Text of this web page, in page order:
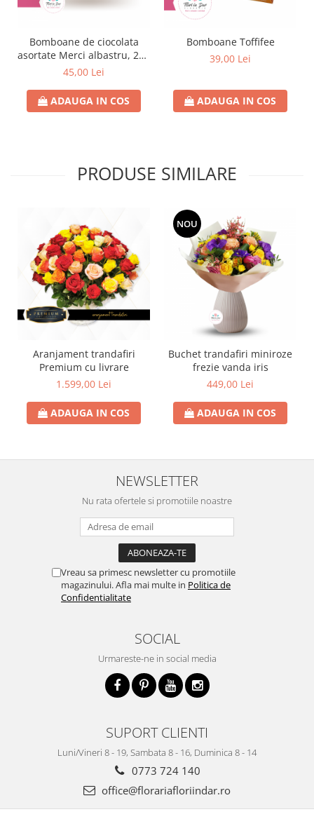
Bomboane de ciocolata
asortate Merci albastru, 250
gr
45,00 Lei
ADAUGA IN COS
Bomboane Toffifee
39,00 Lei
ADAUGA IN COS
PRODUSE SIMILARE
Aranjament trandafiri
Premium cu livrare
1.599,00 Lei
ADAUGA IN COS
NOU
Buchet trandafiri miniroze
frezie vanda iris
449,00 Lei
ADAUGA IN COS
NEWSLETTER
Nu rata ofertele si promotiile noastre
Vreau sa primesc newsletter cu promotiile
magazinului. Afla mai multe in Politica de
Confidentialitate
SOCIAL
Urmareste-ne in social media
SUPORT CLIENTI
Luni/Vineri 8 - 19, Sambata 8 - 16, Duminica 8 - 14
0773 724 140
office@florariafloriindar.ro